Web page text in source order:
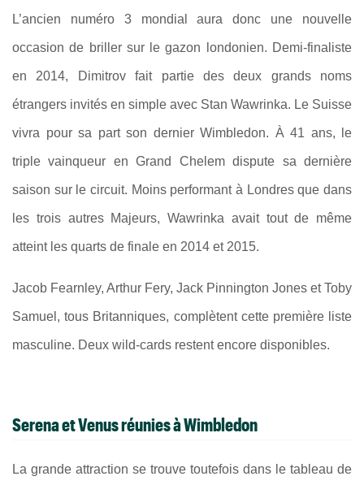
L’ancien numéro 3 mondial aura donc une nouvelle
occasion de briller sur le gazon londonien. Demi-finaliste
en 2014, Dimitrov fait partie des deux grands noms
étrangers invités en simple avec Stan Wawrinka. Le Suisse
vivra pour sa part son dernier Wimbledon. À 41 ans, le
triple vainqueur en Grand Chelem dispute sa dernière
saison sur le circuit. Moins performant à Londres que dans
les trois autres Majeurs, Wawrinka avait tout de même
atteint les quarts de finale en 2014 et 2015.
Jacob Fearnley, Arthur Fery, Jack Pinnington Jones et Toby
Samuel, tous Britanniques, complètent cette première liste
masculine. Deux wild-cards restent encore disponibles.
Serena et Venus réunies à Wimbledon
La grande attraction se trouve toutefois dans le tableau de